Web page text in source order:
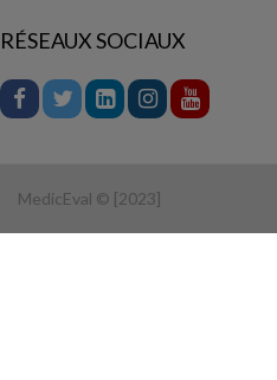
RÉSEAUX SOCIAUX
MedicEval © [2023]